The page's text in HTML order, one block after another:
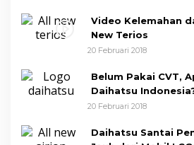
Video Kelemahan
New Terios
20 Februari 2018
Belum Pakai CVT,
Daihatsu
20 Februari 2018
Daihatsu Santai